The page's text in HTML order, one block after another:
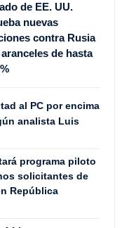
de EE. UU.
nuevas
contra Rusia
de hasta
al PC por encima
analista Luis
programa piloto
solicitantes de
República